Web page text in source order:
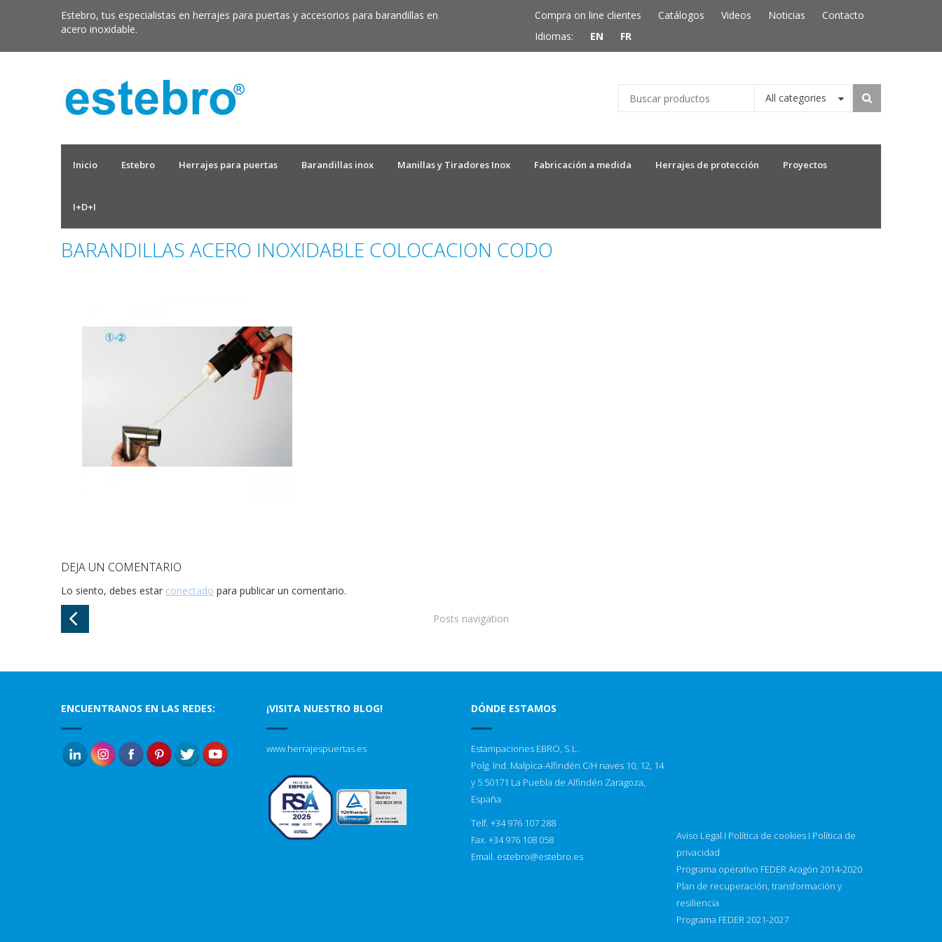
Estebro, tus especialistas en herrajes para puertas y accesorios para barandillas en
acero inoxidable.
Compra on line clientes Catálogos Videos Noticias
Contacto
Idiomas:
EN FR
All categories
Inicio Estebro Herrajes para puertas Barandillas inox Manillas y Tiradores Inox Fabricación a medida Herrajes de protección Proyectos
I+D+I
BARANDILLAS ACERO INOXIDABLE COLOCACION CODO
DEJA UN COMENTARIO
Lo siento, debes estar conectado para publicar un comentario.
Posts navigation
ENCUENTRANOS EN LAS REDES: ¡VISITA NUESTRO BLOG!
www.herrajespuertas.es
DÓNDE ESTAMOS
Estampaciones EBRO, S.L.
Polg. Ind. Malpica-Alfindén C/H naves 10, 12, 14
y 5 50171 La Puebla de Alfindén Zaragoza,
España
Telf. +34 976 107 288
Fax. +34 976 108 058
Email. estebro@estebro.es
Aviso Legal I Política de cookiesI Política de
privacidad
Programa operativo FEDER Aragón 2014-2020
Plan de recuperación, transformación y
resiliencia
Programa FEDER 2021-2027